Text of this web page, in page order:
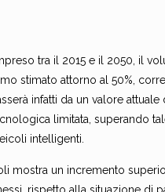
tra il 2015 e il 2050, il
stimato attorno al 50%,
infatti da un valore
limitata, superando
intelligenti.
mostra un incremento